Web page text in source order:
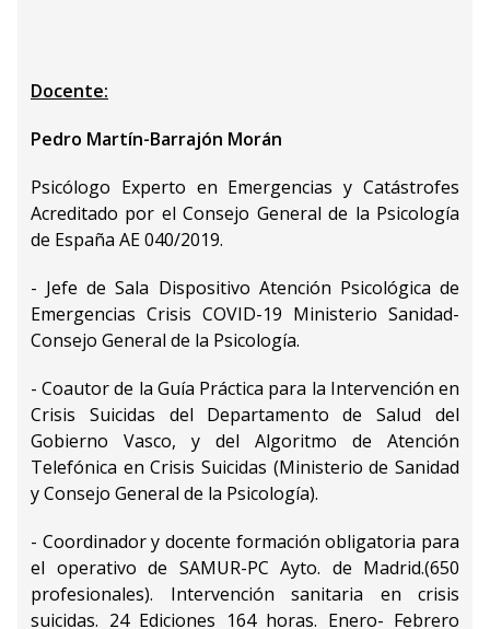
Docente:
Pedro Martín-Barrajón Morán
Psicólogo Experto en Emergencias y Catástrofes
Acreditado por el Consejo General de la Psicología
de España AE 040/2019.
- Jefe de Sala Dispositivo Atención Psicológica de
Emergencias Crisis COVID-19 Ministerio Sanidad-
Consejo General de la Psicología.
- Coautor de la Guía Práctica para la Intervención en
Crisis Suicidas del Departamento de Salud del
Gobierno Vasco, y del Algoritmo de Atención
Telefónica en Crisis Suicidas (Ministerio de Sanidad
y Consejo General de la Psicología).
- Coordinador y docente formación obligatoria para
el operativo de SAMUR-PC Ayto. de Madrid.(650
profesionales). Intervención sanitaria en crisis
suicidas. 24 Ediciones 164 horas. Enero- Febrero